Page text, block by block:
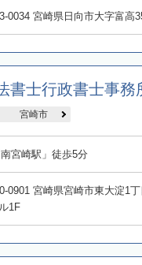
0034 宮崎県日向市大字富高
書士行政書士事務
宮崎市
宮崎駅」徒歩5分
0901 宮崎県宮崎市東大淀1
1F